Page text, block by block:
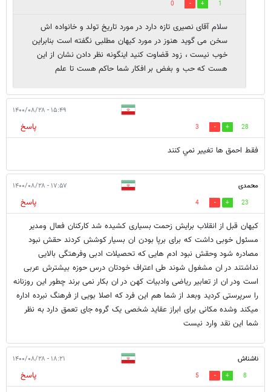
1
0
سلام آقای نصیری تازه دارد در مورد تاریخ تولد و خانواده اش
سخن می گوید هنوز در مورد کیهان مطلبی نگفته است بنابراین
خوب نیست ، زود قضاوت کنید اینگونه نظر دادن نشان از این
هست که حب و بغض بر افکار شما حاکم هست تا علم
۱۵:۴۹ - ۱۴۰۰/۰۸/۲۸
28
3
پاسخ
فقط احمق ها تغيير نمي كنند
محمدی ۱۷:۵۷ - ۱۴۰۰/۰۸/۲۸
23
4
پاسخ
کیهان قبل از انقلاب برایش زحمت بسیاری کشیده شد کارکنان فعال ومدیر
مسئول خوبی داشت که برای برپا بودن ان بسیار کوشش کردند حقش نبود
مصادره شود وحقش نبود ادم هایی که تحصیلات ادبی وفرهتگی بالایی
نداشتند در ان مشغول شوند طی اعتراف خودتان درس حوزه بیشترش عربی
است ودر ان از تعابیر ریاضی وادبیات کهن در ان بکار نمی برند چطور این روزنانه
را سرپرستی کردید وبعد از شما هم این فرد که اصلا بویی از فرهنگ نبرده اداره
میکند وشده مکانی برای ابراز عقاید شخصی یک گروه جای تعمق دارد به نظر
شما این نقد وارد نیست
ناشناش ۱۸:۲۱ - ۱۴۰۰/۰۸/۲۸
8
5
پاسخ